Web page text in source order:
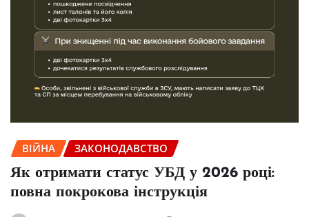
ВІЙНА ЗАКОНОДАВСТВО
Як отримати статус УБД у 2026 році:
повна покрокова інструкція